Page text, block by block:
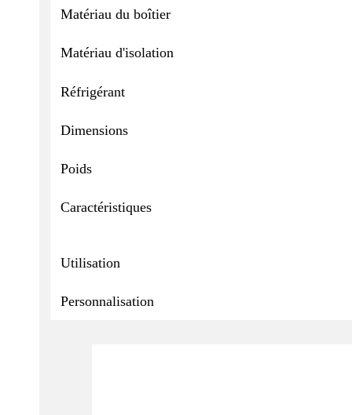
Matériau du boîtier
Matériau d'isolation
Réfrigérant
Dimensions
Poids
Caractéristiques
Utilisation
Personnalisation